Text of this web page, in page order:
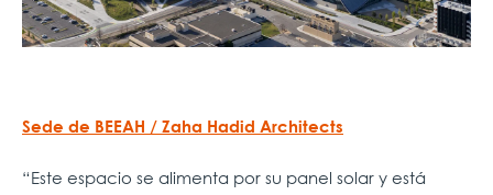
Sede de BEEAH / Zaha Hadid Architects
“Este espacio se alimenta por su panel solar y está